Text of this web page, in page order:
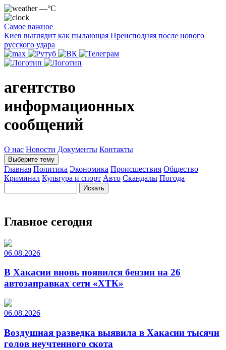
—°C
Самое важное
Киев выглядит как пылающая Преисподняя после нового
русского удара
агентство
информационных
сообщений
О нас Новости Документы Контакты
Выберите тему
Главная Политика Экономика Происшествия Общество
Криминал Культура и спорт Авто Скандалы Погода
Главное сегодня
06.08.2026
В Хакасии вновь появился бензин на 26
автозаправках сети «ХТК»
06.08.2026
Воздушная разведка выявила в Хакасии тысячи
голов неучтенного скота